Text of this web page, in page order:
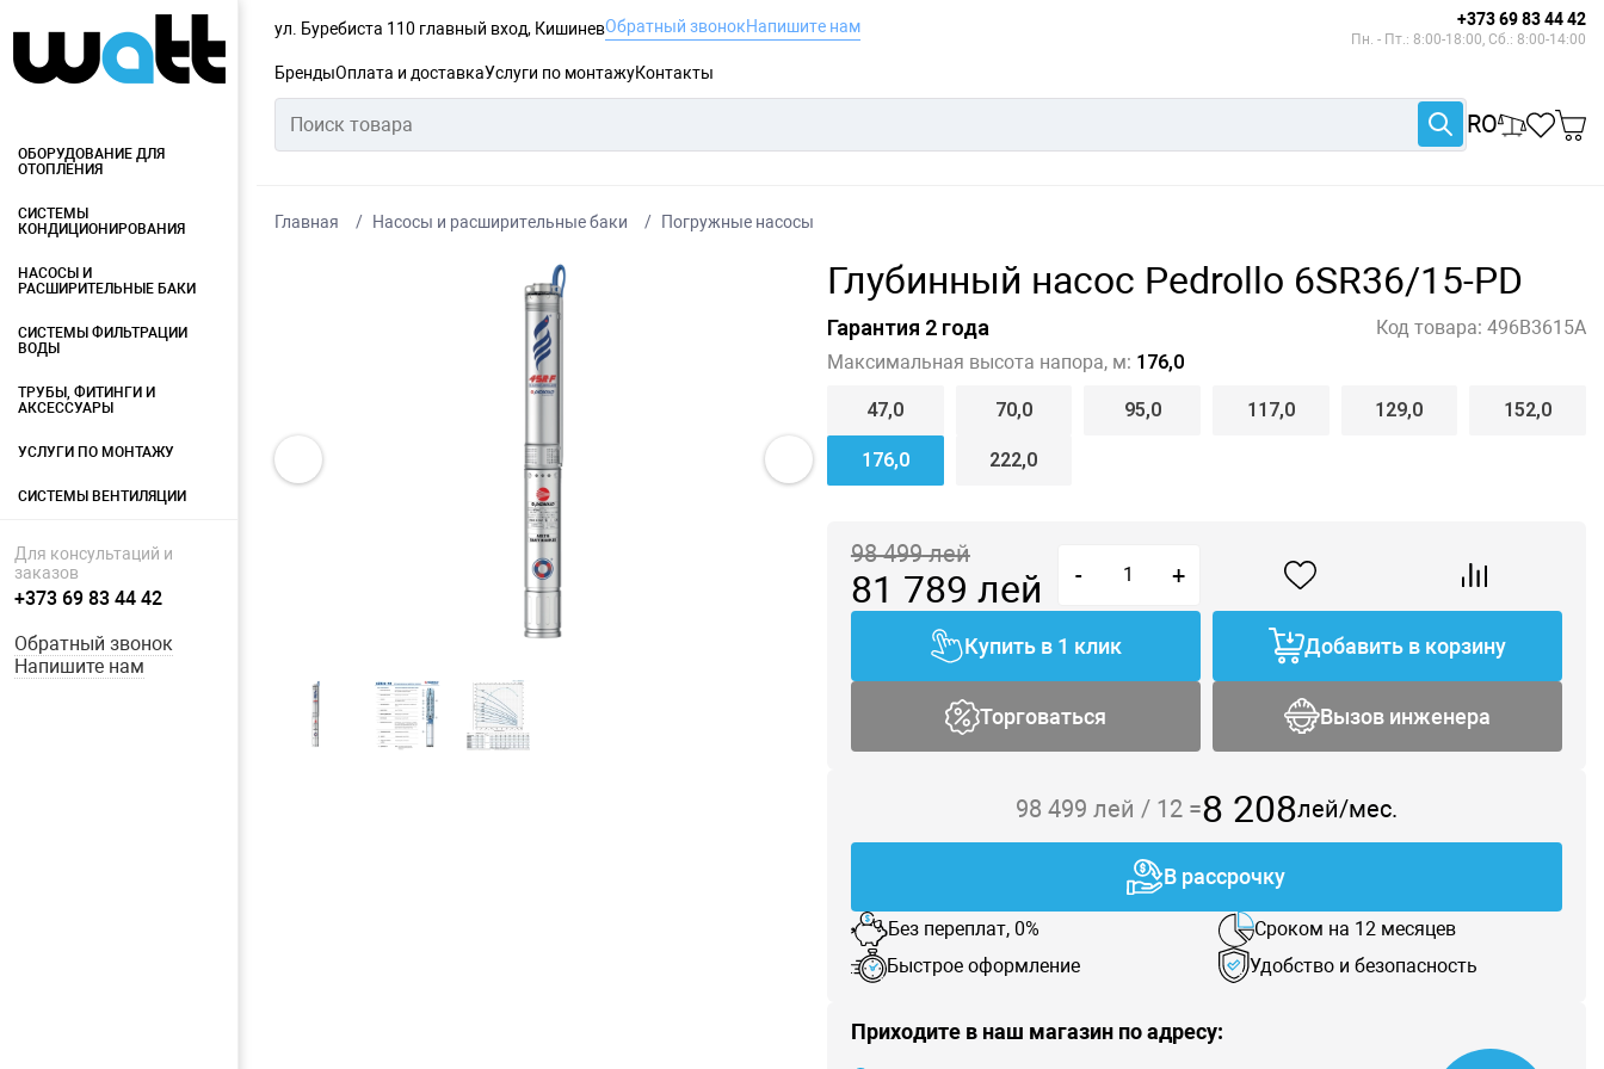
ул. Буребиста 110 главный вход, КишиневОбратный звонокНапишите нам +373 69 83 44 42
Пн. - Пт.: 8:00-18:00, Сб.: 8:00-14:00
БрендыОплата и доставкаУслуги по монтажуКонтакты
RO
ОБОРУДОВАНИЕ ДЛЯ
ОТОПЛЕНИЯ
СИСТЕМЫ
КОНДИЦИОНИРОВАНИЯ
НАСОСЫ И
РАСШИРИТЕЛЬНЫЕ БАКИ
СИСТЕМЫ ФИЛЬТРАЦИИ
ВОДЫ
ТРУБЫ, ФИТИНГИ И
АКСЕССУАРЫ
УСЛУГИ ПО МОНТАЖУ
СИСТЕМЫ ВЕНТИЛЯЦИИ
Для консультаций и
заказов
+373 69 83 44 42
Обратный звонок
Напишите нам
Главная Насосы и расширительные баки Погружные насосы
Глубинный насос Pedrollo 6SR36/15-PD
Гарантия 2 года Код товара: 496B3615A
Максимальная высота напора, м: 176,0
47,0 70,0 95,0 117,0 129,0 152,0
176,0 222,0
98 499лей
81 789 лей - +
Купить в 1 клик Добавить в корзину
Торговаться Вызов инженера
98 499 лей / 12=8 208лей/мес.
В рассрочку
Без переплат, 0%
Сроком на 12 месяцев
Быстрое оформление
Удобство и безопасность
Приходите в наш магазин по адресу: